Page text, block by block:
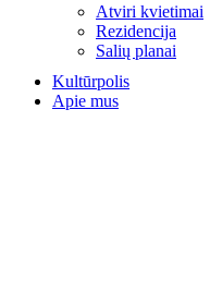
Atviri kvietimai
Rezidencija
Salių planai
Kultūrpolis
Apie mus